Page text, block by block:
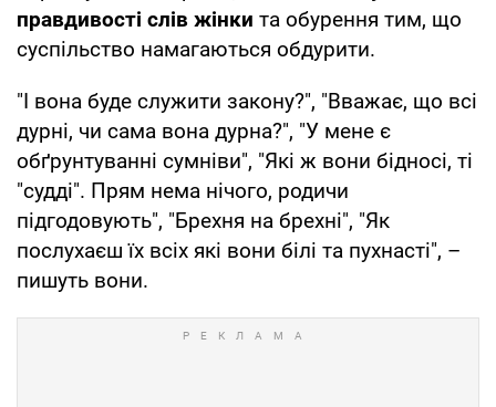
правдивості слів жінки та обурення тим, що
суспільство намагаються обдурити.
"І вона буде служити закону?", "Вважає, що всі
дурні, чи сама вона дурна?", "У мене є
обґрунтуванні сумніви", "Які ж вони бідносі, ті
"судді". Прям нема нічого, родичи
підгодовують", "Брехня на брехні", "Як
послухаєш їх всіх які вони білі та пухнасті", –
пишуть вони.